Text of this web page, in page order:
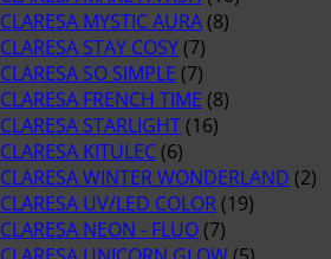
CLARESA MYSTIC AURA (8)
CLARESA STAY COSY (7)
CLARESA SO SIMPLE (7)
CLARESA FRENCH TIME (8)
CLARESA STARLIGHT (16)
CLARESA KITULEC (6)
CLARESA WINTER WONDERLAND (2)
CLARESA UV/LED COLOR (19)
CLARESA NEON - FLUO (7)